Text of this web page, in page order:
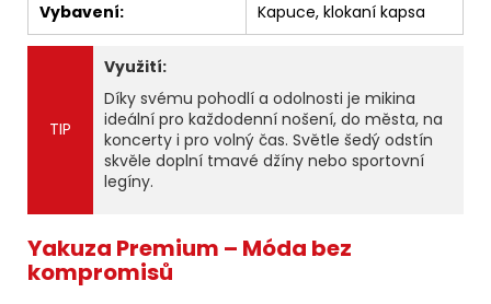
Vybavení:
Kapuce, klokaní kapsa
TIP
Využití:
Díky svému pohodlí a odolnosti je mikina
ideální pro každodenní nošení, do města, na
koncerty i pro volný čas. Světle šedý odstín
skvěle doplní tmavé džíny nebo sportovní
legíny.
Yakuza Premium – Móda bez
kompromisů